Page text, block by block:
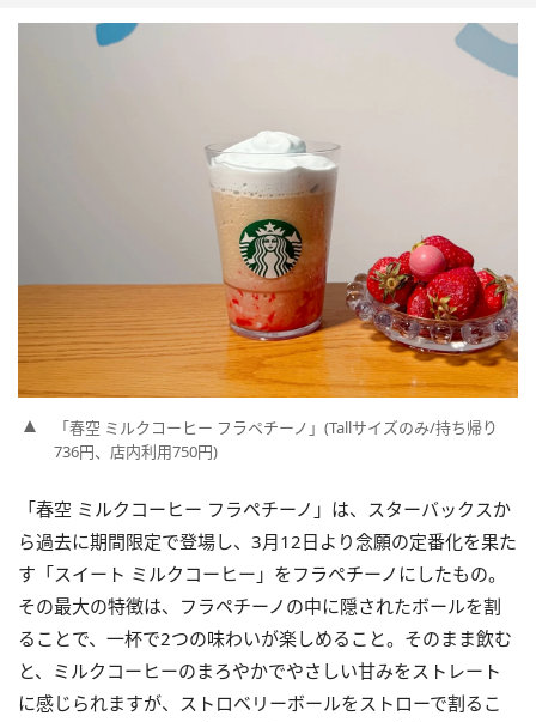
「春空 ミルクコーヒー フラペチーノ」(Tallサイズのみ/持ち帰り
736円、店内利用750円)
「春空 ミルクコーヒー フラペチーノ」は、スターバックスか
ら過去に期間限定で登場し、3月12日より念願の定番化を果た
す「スイート ミルクコーヒー」をフラペチーノにしたもの。
その最大の特徴は、フラペチーノの中に隠されたボールを割
ることで、一杯で2つの味わいが楽しめること。そのまま飲む
と、ミルクコーヒーのまろやかでやさしい甘みをストレート
に感じられますが、ストロベリーボールをストローで割るこ